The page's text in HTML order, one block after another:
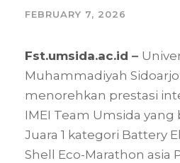
FEBRUARY 7, 2026
Fst.umsida.ac.id –
Muhammadiyah
menorehkan prestasi
IMEI Team Umsida yang
Juara 1 kategori Battery
Shell Eco-Marathon asia